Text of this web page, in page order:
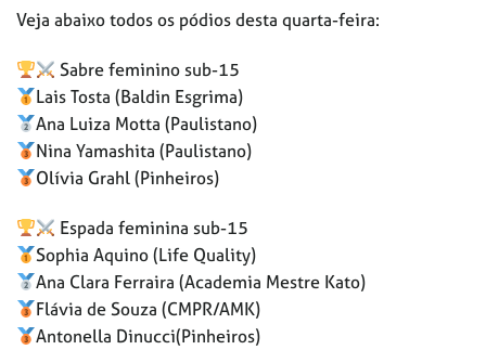
Veja abaixo todos os pódios desta quarta-feira:
Sabre feminino sub-15
Lais Tosta (Baldin Esgrima)
Ana Luiza Motta (Paulistano)
Nina Yamashita (Paulistano)
Olívia Grahl (Pinheiros)
Espada feminina sub-15
Sophia Aquino (Life Quality)
Ana Clara Ferraira (Academia Mestre Kato)
Flávia de Souza (CMPR/AMK)
Antonella Dinucci(Pinheiros)